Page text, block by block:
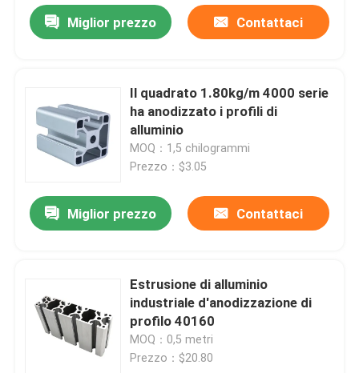
Prodotti
Profilo di alluminio dell'estrusione
V profilo di alluminio della scanalatura
Profilo di alluminio d'anodizzazione
profilo dell'alluminio di CNC
Accessori di alluminio di profilo
Miglior prezzo Contattaci
Il quadrato 1.80kg/m 4000 serie
ha anodizzato i profili di
alluminio
MOQ：1,5 chilogrammi
Prezzo：$3.05
Miglior prezzo Contattaci
Estrusione di alluminio
industriale d'anodizzazione di
profilo 40160
MOQ：0,5 metri
Prezzo：$20.80